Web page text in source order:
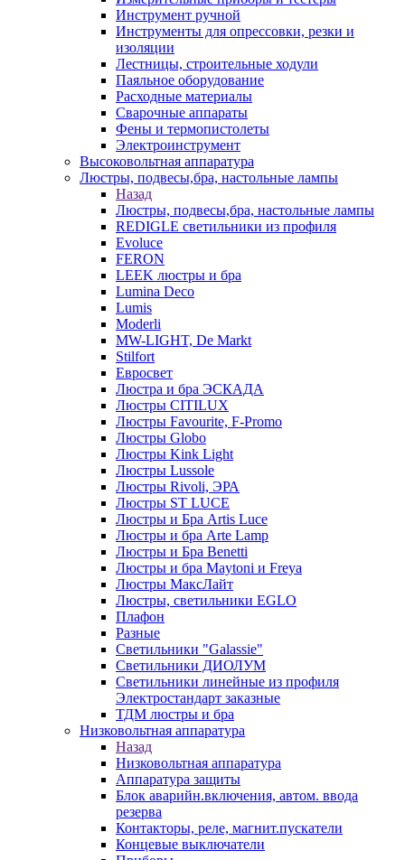
Инструмент ручной
Инструменты для опрессовки, резки и
изоляции
Лестницы, строительные ходули
Паяльное оборудование
Расходные материалы
Сварочные аппараты
Фены и термопистолеты
Электроинструмент
Высоковольтная аппаратура
Люстры, подвесы,бра, настольные лампы
Назад
Люстры, подвесы,бра, настольные лампы
REDIGLE светильники из профиля
Evoluce
FERON
LEEK люстры и бра
Lumina Deco
Lumis
Moderli
MW-LIGHT, De Markt
Stilfort
Евросвет
Люстра и бра ЭСКАДА
Люстры CITILUX
Люстры Favourite, F-Promo
Люстры Globo
Люстры Kink Light
Люстры Lussole
Люстры Rivoli, ЭРА
Люстры ST LUCE
Люстры и Бра Artis Luce
Люстры и бра Arte Lamp
Люстры и Бра Benetti
Люстры и бра Maytoni и Freya
Люстры МаксЛайт
Люстры, светильники EGLO
Плафон
Разные
Светильники "Galassie"
Светильники ДИОЛУМ
Светильники линейные из профиля
Электростандарт заказные
ТДМ люстры и бра
Низковольтная аппаратура
Назад
Низковольтная аппаратура
Аппаратура защиты
Блок аварийн.включения, автом. ввода
резерва
Контакторы, реле, магнит.пускатели
Концевые выключатели